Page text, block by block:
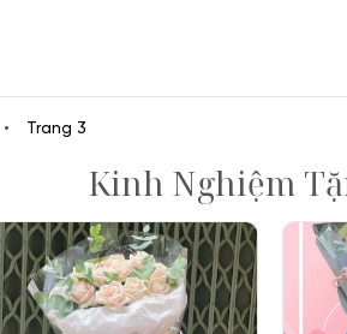
• Trang 3
Kinh Nghiệm